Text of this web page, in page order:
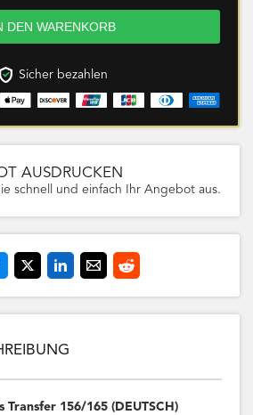
Sicher bezahlen
AUSDRUCKEN
schnell und einfach Ihr Angebot aus.
Transfer 156/165 (DEUTSCH)